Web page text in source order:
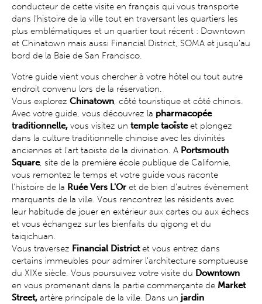
conducteur de cette visite en français qui vous transporte
dans l'histoire de la ville tout en traversant les quartiers les
plus emblématiques et un quartier tout récent : Downtown
et Chinatown mais aussi Financial District, SOMA et jusqu'au
bord de la Baie de San Francisco.
Votre guide vient vous chercher à votre hôtel ou tout autre
endroit convenu lors de la réservation.
Vous explorez Chinatown, côté touristique et côté chinois.
Avec votre guide, vous découvrez la pharmacopée
traditionnelle, vous visitez un temple taoïsteet plongez
dans la culture traditionnelle chinoise avec les divinités
anciennes et l'art taoïste de la divination. A Portsmouth
Square, site de la première école publique de Californie,
vous remontez le temps et votre guide vous raconte
l'histoire de la Ruée Vers L'Or et de bien d'autres évènement
marquants de la ville. Vous rencontrez les résidents avec
leur habitude de jouer en extérieur aux cartes ou aux échecs
et vous échangez sur les bienfaits du qigong et du
taiqichuan.
Vous traversez Financial Districtet vous entrez dans
certains immeubles pour admirer l'architecture somptueuse
du XIXe siècle. Vous poursuivez votre visite du Downtown
en vous promenant dans la partie commerçante de Market
Street, artère principale de la ville. Dans un jardin